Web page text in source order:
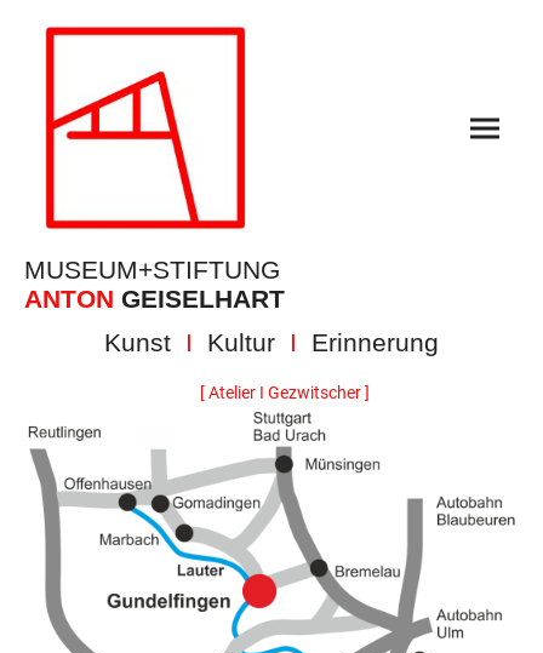
MUSEUM+STIFTUNG
ANTON GEISELHART
Kunst
I Kultur I Erinnerung
[ Atelier I Gezwitscher ]